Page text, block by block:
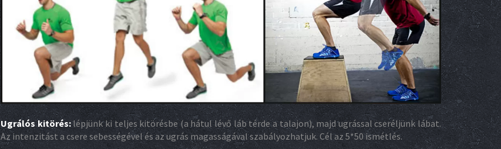
Ugrálós kitörés:lépjünk ki teljes kitörésbe (a hátul lévő láb térde a talajon), majd ugrással cseréljünk lábat.
Az intenzitást a csere sebességével és az ugrás magasságával szabályozhatjuk. Cél az 5*50 ismétlés.